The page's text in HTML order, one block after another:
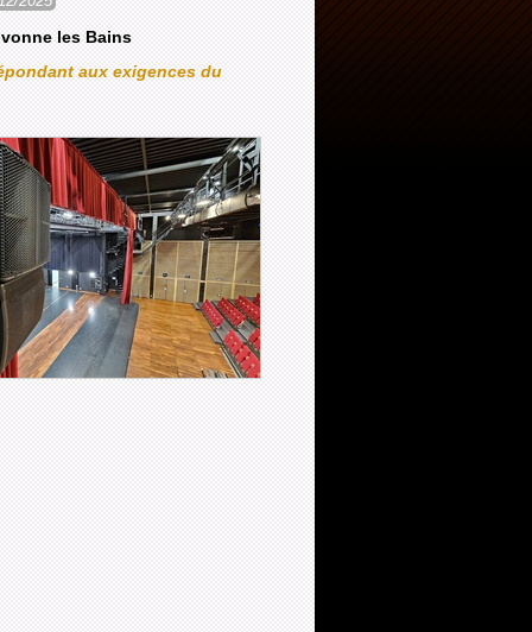
les Bains
aux exigences du